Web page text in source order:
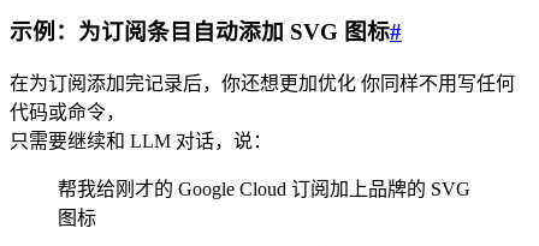
示例：为订阅条目自动添加 SVG 图标#
在为订阅添加完记录后，你还想更加优化 你同样不用写任何
代码或命令，
只需要继续和 LLM 对话，说：
帮我给刚才的 Google Cloud 订阅加上品牌的 SVG
图标